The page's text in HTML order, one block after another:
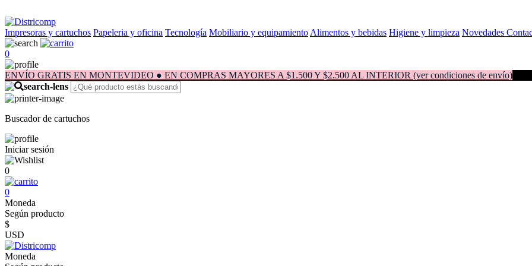
Impresoras y cartuchos Papeleria y oficina Tecnología Mobiliario y equipamiento Alimentos y bebidas Higiene y limpieza Novedades
0
ENVÍO GRATIS EN MONTEVIDEO ● EN COMPRAS MAYORES A $1.500 Y $2.500 AL INTERIOR (ver condiciones de envío)
Buscador de cartuchos
Iniciar sesión
0
0
Moneda
Según producto
$
USD
Moneda